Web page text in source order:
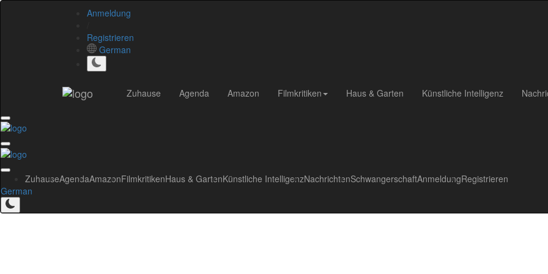
Anmeldung
Registrieren
German
Zuhause Agenda Amazon Filmkritiken Haus & Garten Künstliche Intelligenz
ZuhauseAgendaAmazonFilmkritikenHaus & GartenKünstliche IntelligenzNachrichtenSchwangerschaftAnmeldungRegistrieren
German